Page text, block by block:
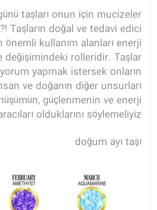
taşları onun için mucizeler
Taşların doğal ve tedavi edici
kullanım alanları enerji
değişimindeki rolleridir. Taşlar
yapmak istersek onların
ve doğanın diğer unsurları
güçlenmenin ve enerji
olduklarını söylemeliyiz.
doğum ayı taşı